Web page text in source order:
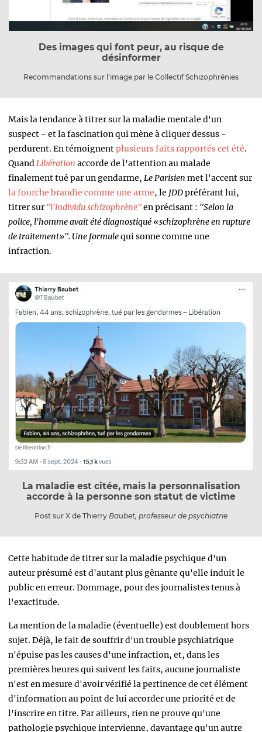
Des images qui font peur, au risque de
désinformer
Recommandations sur l'image par le Collectif Schizophrénies
Mais la tendance à titrer sur la maladie mentale d'un
suspect - et la fascination qui mène à cliquer dessus -
perdurent. En témoignentplusieurs faits rapportés cet été.
QuandLibération accorde de l'attention au malade
finalement tué par un gendarme, Le Parisien met l'accent sur
la fourche brandie comme une arme, le JDDpréférant lui,
titrer sur"l'individu schizophrène"en précisant : "Selon la
police, l'homme avait été diagnostiqué «schizophrène en rupture
de traitement»". Une formulequi sonne comme une
infraction.
La maladie est citée, mais la personnalisation
accorde à la personne son statut de victime
Post sur X de Thierry Baubet, professeur de psychiatrie
Cette habitude de titrer sur la maladie psychique d'un
auteur présumé est d'autant plus gênante qu'elle induit le
public en erreur. Dommage, pour des journalistes tenus à
l'exactitude.
La mention de la maladie (éventuelle) est doublement hors
sujet. Déjà, le fait de souffrir d'un trouble psychiatrique
n'épuise pas les causes d'une infraction, et, dans les
premières heures qui suivent les faits, aucune journaliste
n'est en mesure d'avoir vérifié la pertinence de cet élément
d'information au point de lui accorder une priorité et de
l'inscrire en titre. Par ailleurs, rien ne prouve qu'une
pathologie psychique intervienne, davantage qu'un autre